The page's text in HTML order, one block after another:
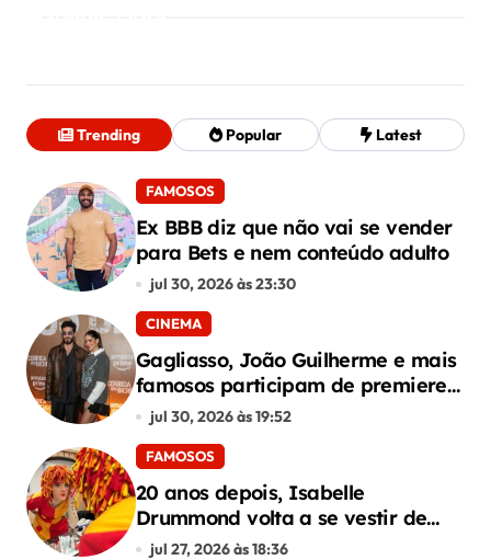
e
P
o
s
Trending Popular Latest
FAMOSOS
Ex BBB diz que não vai se vender
para Bets e nem conteúdo adulto
jul 30, 2026 às 23:30
CINEMA
Gagliasso, João Guilherme e mais
famosos participam de premiere
de “Corrida dos Bichos”
jul 30, 2026 às 19:52
FAMOSOS
20 anos depois, Isabelle
Drummond volta a se vestir de
Emília do Sítio
jul 27, 2026 às 18:36